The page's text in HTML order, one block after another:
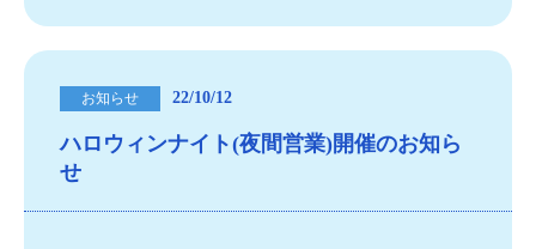
お知らせ 22/10/12
ハロウィンナイト(夜間営業)開催のお知ら
せ